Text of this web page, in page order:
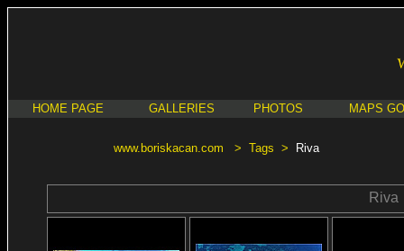
HOME PAGE GALLERIES PHOTOS MAPS
www.boriskacan.com > Tags > Riva
Riva